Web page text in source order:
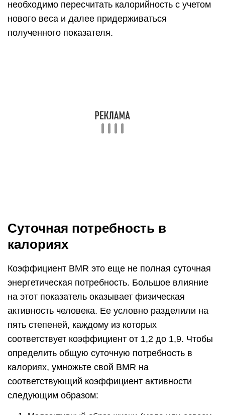
энергетическая потребность. Большое влияние
на этот показатель оказывает физическая
соответствующий коэффициент активности
следующим образом:
нет занятий спортом): BMR x 1,2.
Легкая активность (несложные упражнения /
спорт 1–3 дня в неделю): BMR x 1,375.
Умеренная активность (умеренные упражнения
/ спорт 3-5 раз в неделю): BMR x 1,55.
Активный (тяжелые упражнения / спорт 6-7
почти ежедневно): BMR x 1,725.
Повышенная активность (очень тяжелые
упражнения / спорт и физическая работа): BMR
x 1,9